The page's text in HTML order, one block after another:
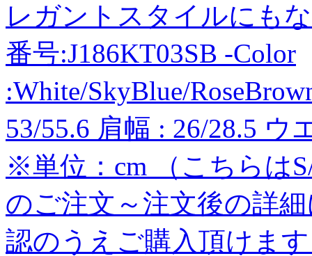
レガントスタイルにも
番号:J186KT03SB -Color
:White/SkyBlue/
53/55.6 肩幅 : 26/28.5 ウ
※単位：cm （こちらは
のご注文～注文後の詳
認のうえご購入頂けま